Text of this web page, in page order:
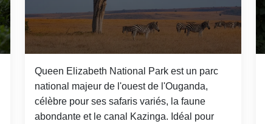
Queen Elizabeth National Park est un parc
national majeur de l'ouest de l'Ouganda,
célèbre pour ses safaris variés, la faune
abondante et le canal Kazinga. Idéal pour